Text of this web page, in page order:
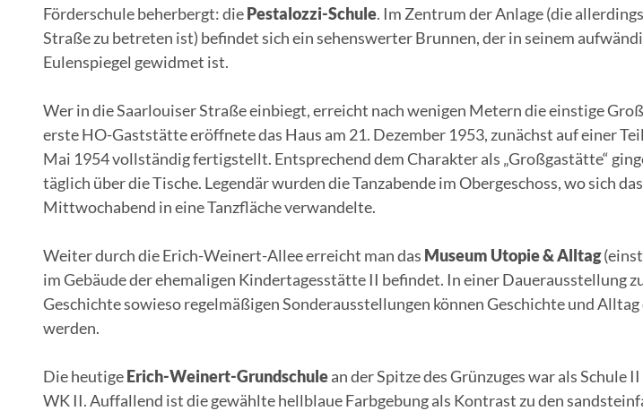
Förderschule beherbergt: diePestalozzi-Schule. Im Zentrum der Anlage (die
Straße zu betreten ist) befindet sich ein sehenswerter Brunnen, der in seinem
Eulenspiegel gewidmet ist.
Wer in die Saarlouiser Straße einbiegt, erreicht nach wenigen Metern die einstige
erste HO-Gaststätte eröffnete das Haus am 21. Dezember 1953, zunächst auf einer
Mai 1954 vollständig fertigstellt. Entsprechend dem Charakter als „Großgastätte“
täglich über die Tische. Legendär wurden die Tanzabende im Obergeschoss, wo sich
Mittwochabend in eine Tanzfläche verwandelte.
Weiter durch die Erich-Weinert-Allee erreicht man das Museum Utopie & Alltag
im Gebäude der ehemaligen Kindertagesstätte II befindet. In einer Dauerausstellung
Geschichte sowieso regelmäßigen Sonderausstellungen können Geschichte und
werden.
Die heutigeErich-Weinert-Grundschulean der Spitze des Grünzuges war als Schule
WK II. Auffallend ist die gewählte hellblaue Farbgebung als Kontrast zu den